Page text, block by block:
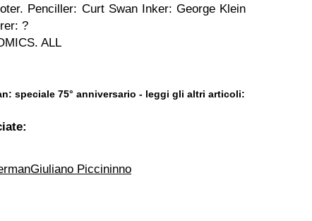
Penciller: Curt Swan Inker: George Klein
?
ALL
speciale 75° anniversario - leggi gli altri articoli:
Giuliano Piccininno